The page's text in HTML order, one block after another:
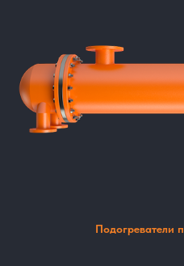
Подогреватели